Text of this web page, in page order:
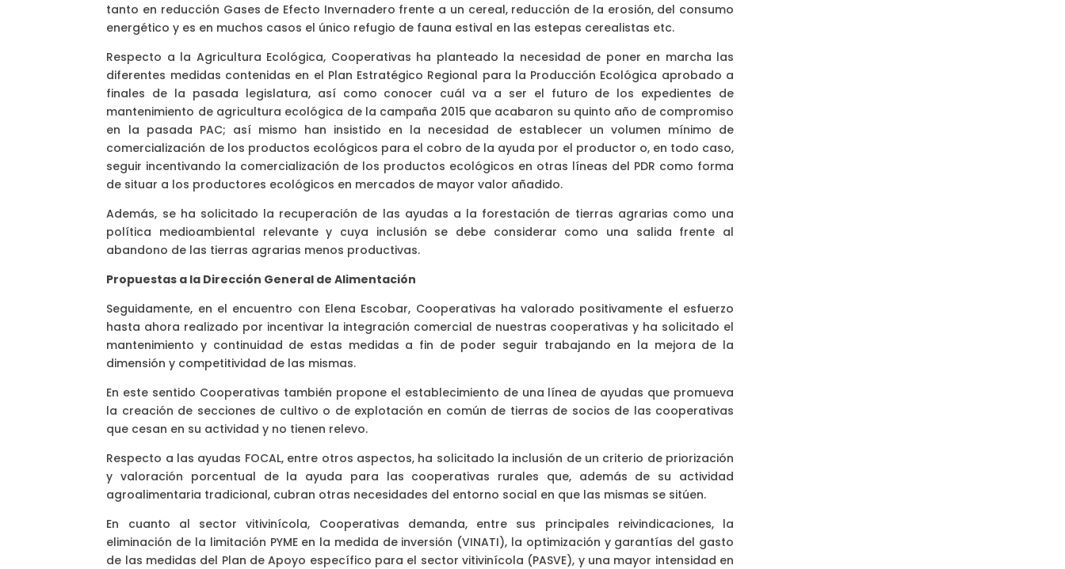
tanto en reducción Gases de Efecto Invernadero frente a un cereal, reducción de la erosión, del consumo
energético y es en muchos casos el único refugio de fauna estival en las estepas cerealistas etc.
Respecto a la Agricultura Ecológica, Cooperativas ha planteado la necesidad de poner en marcha las
diferentes medidas contenidas en el Plan Estratégico Regional para la Producción Ecológica aprobado a
finales de la pasada legislatura, así como conocer cuál va a ser el futuro de los expedientes de
mantenimiento de agricultura ecológica de la campaña 2015 que acabaron su quinto año de compromiso
en la pasada PAC; así mismo han insistido en la necesidad de establecer un volumen mínimo de
comercialización de los productos ecológicos para el cobro de la ayuda por el productor o, en todo caso,
seguir incentivando la comercialización de los productos ecológicos en otras líneas del PDR como forma
de situar a los productores ecológicos en mercados de mayor valor añadido.
Además, se ha solicitado la recuperación de las ayudas a la forestación de tierras agrarias como una
política medioambiental relevante y cuya inclusión se debe considerar como una salida frente al
abandono de las tierras agrarias menos productivas.
Propuestas a la Dirección General de Alimentación
Seguidamente, en el encuentro con Elena Escobar, Cooperativas ha valorado positivamente el esfuerzo
hasta ahora realizado por incentivar la integración comercial de nuestras cooperativas y ha solicitado el
mantenimiento y continuidad de estas medidas a fin de poder seguir trabajando en la mejora de la
dimensión y competitividad de las mismas.
En este sentido Cooperativas también propone el establecimiento de una línea de ayudas que promueva
la creación de secciones de cultivo o de explotación en común de tierras de socios de las cooperativas
que cesan en su actividad y no tienen relevo.
Respecto a las ayudas FOCAL, entre otros aspectos, ha solicitado la inclusión de un criterio de priorización
y valoración porcentual de la ayuda para las cooperativas rurales que, además de su actividad
agroalimentaria tradicional, cubran otras necesidades del entorno social en que las mismas se sitúen.
En cuanto al sector vitivinícola, Cooperativas demanda, entre sus principales reivindicaciones, la
eliminación de la limitación PYME en la medida de inversión (VINATI), la optimización y garantías del gasto
de las medidas del Plan de Apoyo específico para el sector vitivinícola (PASVE), y una mayor intensidad en